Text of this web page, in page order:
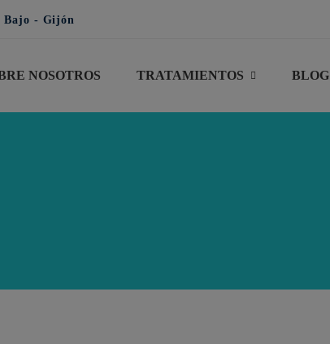
Bajo - Gijón
NOSOTROS TRATAMIENTOS BLOG